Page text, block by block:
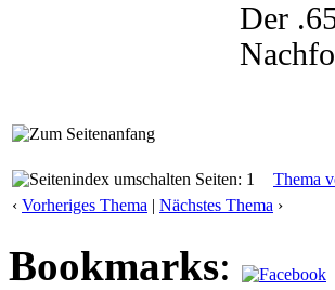
Der
Seiten: 1 Thema
‹ Vorheriges Thema | Nächstes Thema ›
Bookmarks: